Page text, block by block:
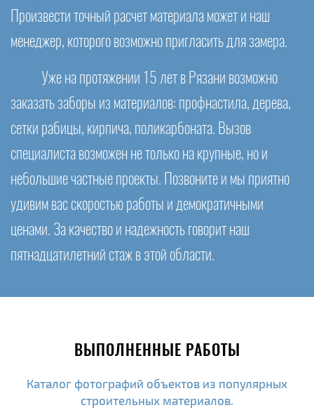
Произвести точный расчет материала может и наш
менеджер, которого возможно пригласить для замера.
Уже на протяжении 15 лет в Рязани возможно
заказать заборы из материалов: профнастила, дерева,
сетки рабицы, кирпича, поликарбоната. Вызов
специалиста возможен не только на крупные, но и
небольшие частные проекты. Позвоните и мы приятно
удивим вас скоростью работы и демократичными
ценами. За качество и надежность говорит наш
пятнадцатилетний стаж в этой области.
ВЫПОЛНЕННЫЕ РАБОТЫ
Каталог фотографий объектов из популярных
строительных материалов.